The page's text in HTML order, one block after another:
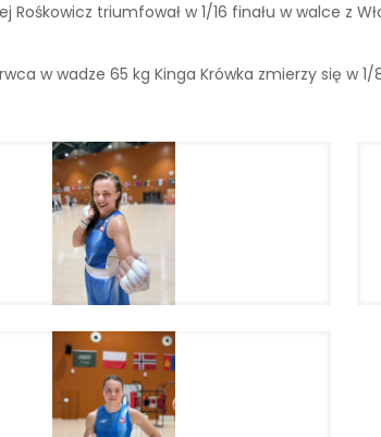
Rośkowicz triumfował w 1/16 finału w walce z
w wadze 65 kg Kinga Krówka zmierzy się w